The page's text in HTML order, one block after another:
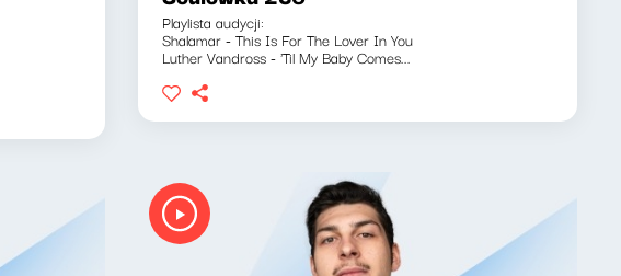
Playlista audycji:
Shalamar - This Is For The Lover In You
Luther Vandross - 'Til My Baby Comes...